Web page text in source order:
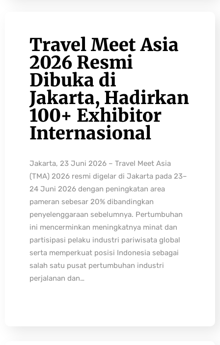
Travel Meet Asia
2026 Resmi
Dibuka di
Jakarta, Hadirkan
100+ Exhibitor
Internasional
Jakarta, 23 Juni 2026 – Travel Meet Asia
(TMA) 2026 resmi digelar di Jakarta pada 23–
24 Juni 2026 dengan peningkatan area
pameran sebesar 20% dibandingkan
penyelenggaraan sebelumnya. Pertumbuhan
ini mencerminkan meningkatnya minat dan
partisipasi pelaku industri pariwisata global
serta memperkuat posisi Indonesia sebagai
salah satu pusat pertumbuhan industri
perjalanan dan…